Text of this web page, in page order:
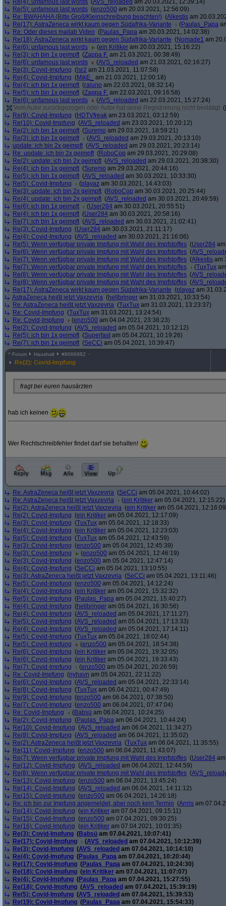
Re(4): unfamous last words (AVS_reloaded am 20.03.2021, 12:39:14)
Re(5): unfamous last words (enzo500 am 20.03.2021, 12:56:09)
Re: BWAHAHA (Bitte Groß/Kleinschreibung beachten!) (Alkestis am
Re(17): AstraZeneca wirkt kaum gegen Südafrika-Variante
(Paulas_Papa
Re: Oder dieses mailab Video (Paulas_Papa am 20.03.2021, 14:02:38)
Re(18): AstraZeneca wirkt kaum gegen Südafrika-Variante (Nomade1 am
Re(6): unfamous last words
(ein Kritiker am 20.03.2021, 15:16:22)
Re(3): ich bin 1x geimpft (Zappa F. am 21.03.2021, 00:38:49)
Re(6): unfamous last words
(AVS_reloaded am 21.03.2021, 02:16:27)
Re(3): Covid-Impfung ( lsr2 am 21.03.2021, 11:07:58)
Re(4): Covid-Impfung (MikE_
am 21.03.2021, 12:00:18)
Re(4): ich bin 1x geimpft (raiuno am 22.03.2021, 08:32:14)
Re(5): ich bin 1x geimpft (Zappa F. am 22.03.2021, 09:16:58)
Re(6): unfamous last words
(AVS_reloaded am 22.03.2021, 15:27:24)
Vom Autor zurückgezogen oder Autor hat seine Registrierung nicht bestätigt (
Re(9): Covid-Impfung (HDTVfreak am 23.03.2021, 03:12:59)
Re(10): Covid-Impfung (AVS_reloaded am 23.03.2021, 10:20:12)
Re(2): ich bin 1x geimpft (Suremo am 29.03.2021, 18:59:21)
Re(3): ich bin 1x geimpft
(AVS_reloaded am 29.03.2021, 20:13:10)
update: ich bin 2x geimpft (AVS_reloaded am 29.03.2021, 20:23:14)
Re: update: ich bin 2x geimpft (RoboCop am 29.03.2021, 20:29:08)
Re(2): update: ich bin 2x geimpft (AVS_reloaded am 29.03.2021, 20:38:30)
Re(4): ich bin 1x geimpft (Suremo am 29.03.2021, 20:44:16)
Re(5): ich bin 1x geimpft (AVS_reloaded am 30.03.2021, 10:33:30)
Re(5): Covid-Impfung
(playaz am 30.03.2021, 14:43:03)
Re(3): update: ich bin 2x geimpft (RoboCop am 30.03.2021, 20:25:44)
Re(4): update: ich bin 2x geimpft (AVS_reloaded am 30.03.2021, 20:49:59)
Re(6): ich bin 1x geimpft
(User284 am 30.03.2021, 20:55:51)
Re(4): ich bin 1x geimpft (User284 am 30.03.2021, 20:58:16)
Re(7): ich bin 1x geimpft (AVS_reloaded am 30.03.2021, 21:02:41)
Re(3): Covid-Impfung (User284 am 30.03.2021, 21:11:17)
Re(4): Covid-Impfung (AVS_reloaded am 30.03.2021, 21:16:06)
Re(5): Wenn verfügbar private Impfung mit Wahl des Impfstoffes (User284
Re(6): Wenn verfügbar private Impfung mit Wahl des Impfstoffes (
Re(7): Wenn verfügbar private Impfung mit Wahl des Impfstoffes (Alkestis am
Re(7): Wenn verfügbar private Impfung mit Wahl des Impfstoffes
(TuxTux
Re(8): Wenn verfügbar private Impfung mit Wahl des Impfstoffes (
Re(8): Wenn verfügbar private Impfung mit Wahl des Impfstoffes (
Re(17): AstraZeneca wirkt kaum gegen Südafrika-Variante (playaz am
AstraZeneca heißt jetzt Vaxzevria (hellbringer am 31.03.2021, 10:33:54)
Re: AstraZeneca heißt jetzt Vaxzevria (TuxTux am 31.03.2021, 13:23:37)
Re: Covid-Impfung (TuxTux am 31.03.2021, 13:24:54)
Re: Covid-Impfung
(enzo500 am 04.04.2021, 23:38:23)
Re(2): Covid-Impfung (AVS_reloaded am 05.04.2021, 10:12:12)
Re(5): ich bin 1x geimpft (Superfast am 05.04.2021, 10:19:26)
Re(7): ich bin 1x geimpft (SeCCi am 05.04.2021, 10:39:47)
^ Forum Haushalt #8066982
Re(2): Covid-Impfung
fragt bei euren hausärzten
hab ich keinen
Wer Rechtschreibfehler findet darf sie behalten!
Re: AstraZeneca heißt jetzt Vaxzevria (SeCCi am 05.04.2021, 10:44:02)
Re: AstraZeneca heißt jetzt Vaxzevria
(ein Kritiker am 05.04.2021, 12:15:22)
Re(2): AstraZeneca heißt jetzt Vaxzevria (ein Kritiker am 05.04.2021,
Re(2): Covid-Impfung (ein Kritiker am 05.04.2021, 12:17:09)
Re(3): Covid-Impfung (TuxTux am 05.04.2021, 12:18:33)
Re(4): Covid-Impfung (ein Kritiker am 05.04.2021, 12:23:03)
Re(5): Covid-Impfung (TuxTux am 05.04.2021, 12:43:59)
Re(3): Covid-Impfung (enzo500 am 05.04.2021, 12:45:39)
Re(3): Covid-Impfung
(enzo500 am 05.04.2021, 12:46:19)
Re(3): Covid-Impfung (enzo500 am 05.04.2021, 12:47:14)
Re(4): Covid-Impfung (SeCCi am 05.04.2021, 13:10:55)
Re(3): AstraZeneca heißt jetzt Vaxzevria (SeCCi am 05.04.2021, 13:11:46)
Re(5): Covid-Impfung (enzo500 am 05.04.2021, 14:12:24)
Re(4): Covid-Impfung (ein Kritiker am 05.04.2021, 15:32:32)
Re(5): Covid-Impfung (Paulas_Papa am 05.04.2021, 15:40:27)
Re(4): Covid-Impfung (hellbringer am 05.04.2021, 16:30:56)
Re(4): Covid-Impfung (AVS_reloaded am 05.04.2021, 17:11:27)
Re(5): Covid-Impfung (AVS_reloaded am 05.04.2021, 17:13:33)
Re(4): Covid-Impfung (AVS_reloaded am 05.04.2021, 17:14:11)
Re(5): Covid-Impfung (TuxTux am 05.04.2021, 18:02:44)
Re(5): Covid-Impfung
(enzo500 am 05.04.2021, 18:54:38)
Re(6): Covid-Impfung (ein Kritiker am 05.04.2021, 19:32:05)
Re(6): Covid-Impfung (ein Kritiker am 05.04.2021, 19:33:43)
Re(7): Covid-Impfung
(enzo500 am 05.04.2021, 20:26:59)
Re: Covid-Impfung (nyhavn am 05.04.2021, 22:11:22)
Re(6): Covid-Impfung (AVS_reloaded am 05.04.2021, 22:33:14)
Re(8): Covid-Impfung (TuxTux am 06.04.2021, 00:47:49)
Re(9): Covid-Impfung (enzo500 am 06.04.2021, 07:38:50)
Re(7): Covid-Impfung (enzo500 am 06.04.2021, 07:47:04)
Re: Covid-Impfung
(Babsü am 06.04.2021, 10:24:25)
Re(2): Covid-Impfung (Paulas_Papa am 06.04.2021, 10:44:24)
Re(10): Covid-Impfung (AVS_reloaded am 06.04.2021, 11:34:27)
Re(8): Covid-Impfung (AVS_reloaded am 06.04.2021, 11:35:02)
Re(2): AstraZeneca heißt jetzt Vaxzevria (TuxTux am 06.04.2021, 11:35:55)
Re(11): Covid-Impfung (enzo500 am 06.04.2021, 11:43:07)
Re(7): Wenn verfügbar private Impfung mit Wahl des Impfstoffes (User284
Re(12): Covid-Impfung (AVS_reloaded am 06.04.2021, 12:44:59)
Re(8): Wenn verfügbar private Impfung mit Wahl des Impfstoffes (
Re(13): Covid-Impfung (enzo500 am 06.04.2021, 13:45:24)
Re(14): Covid-Impfung (AVS_reloaded am 06.04.2021, 14:11:12)
Re(15): Covid-Impfung (enzo500 am 06.04.2021, 14:26:18)
Re: ich bin zur Impfung angemeldet, aber noch kein Termin (Arrris am
Re(14): Covid-Impfung (ein Kritiker am 07.04.2021, 09:15:11)
Re(15): Covid-Impfung (enzo500 am 07.04.2021, 09:30:25)
Re(16): Covid-Impfung (ein Kritiker am 07.04.2021, 10:01:35)
Re(3): Covid-Impfung (Babsü am 07.04.2021, 10:07:41)
Re(17): Covid-Impfung
(AVS_reloaded am 07.04.2021, 10:12:39)
Re(3): Covid-Impfung (AVS_reloaded am 07.04.2021, 10:14:10)
Re(4): Covid-Impfung (Paulas_Papa am 07.04.2021, 10:20:44)
Re(17): Covid-Impfung (Paulas_Papa am 07.04.2021, 10:24:30)
Re(18): Covid-Impfung (ein Kritiker am 07.04.2021, 11:07:07)
Re(4): Covid-Impfung (Paulas_Papa am 07.04.2021, 15:27:55)
Re(18): Covid-Impfung (AVS_reloaded am 07.04.2021, 15:39:19)
Re(5): Covid-Impfung (AVS_reloaded am 07.04.2021, 15:39:53)
Re(19): Covid-Impfung (Paulas_Papa am 07.04.2021, 15:54:33)